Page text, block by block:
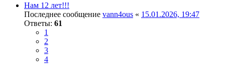
Нам 12 лет!!!
Последнее сообщение vann4ous « 15.01.2026, 19:47
Ответы: 61
1
2
3
4